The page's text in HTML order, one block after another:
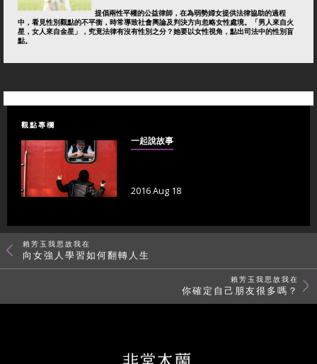
提倡兩性平權的公益律師，在為弱勢婦女提供法律協助的過程
中，看見性別觀點的不平衡，時常導致社會輿論及判決方向忽略女性處境。「男人來自火
星，女人來自金星」，究竟法律有沒有性別之分？她要以女性視角，點出司法中的性別盲
點。
觀點專欄
一起說故事
2016 Aug 18
賴芳玉我思故我在
向女強人學習如何翻轉人生
賴芳玉我思故我在
你確定自己朋友很多嗎？